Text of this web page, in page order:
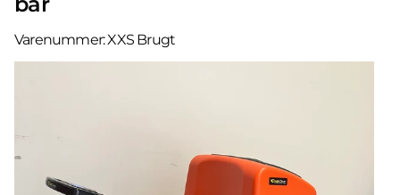
Varenummer:XXS Brugt